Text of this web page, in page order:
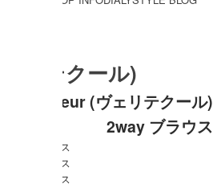
リテクール)
(ヴェリテクール)
2way ブラウス